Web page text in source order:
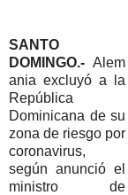
SANTO
DOMINGO.-Alem
ania excluyó a la
República
Dominicana de su
zona de riesgo por
coronavirus,
según anunció el
ministro de